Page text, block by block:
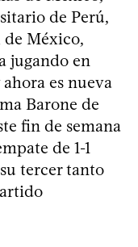
de Perú,
México,
jugando en
es nueva
Barone de
fin de semana
de 1-1
tercer tanto